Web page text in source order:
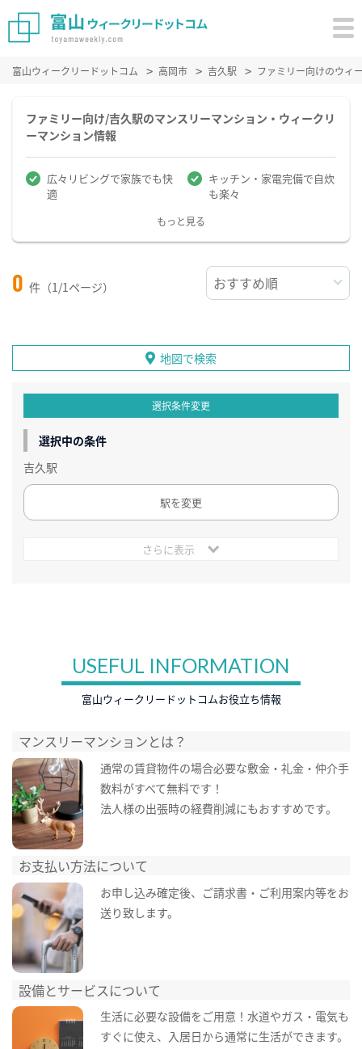
富山ウィークリードットコム 高岡市 吉久駅 ファミリー向けのウィ
ファミリー向け/吉久駅のマンスリーマンション・ウィークリ
ーマンション情報
広々リビングで家族でも快
適
キッチン・家電完備で自炊
も楽々
もっと見る
0 件（1/1ページ）
地図で検索
選択条件変更
選択中の条件
吉久駅
駅を変更
さらに表示
USEFUL INFORMATION
富山ウィークリードットコムお役立ち情報
マンスリーマンションとは？
通常の賃貸物件の場合必要な敷金・礼金・仲介手
数料がすべて無料です！
法人様の出張時の経費削減にもおすすめです。
お支払い方法について
お申し込み確定後、ご請求書・ご利用案内等をお
送り致します。
設備とサービスについて
生活に必要な設備をご用意！水道やガス・電気も
すぐに使え、入居日から通常に生活ができます。